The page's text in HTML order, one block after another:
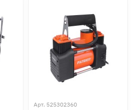
Арт. 525302360